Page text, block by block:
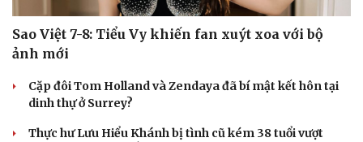
Sao Việt 7-8: Tiểu Vy khiến fan xuýt xoa với bộ
ảnh mới
Cặp đôi Tom Holland và Zendaya đã bí mật kết hôn tại
dinh thự ở Surrey?
Thực hư Lưu Hiểu Khánh bị tình cũ kém 38 tuổi vượt